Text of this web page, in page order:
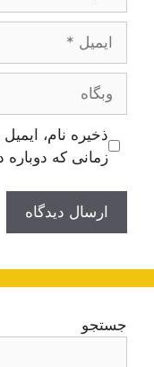
وبگاه
ذخیره نام،
زمانی که
جستجو